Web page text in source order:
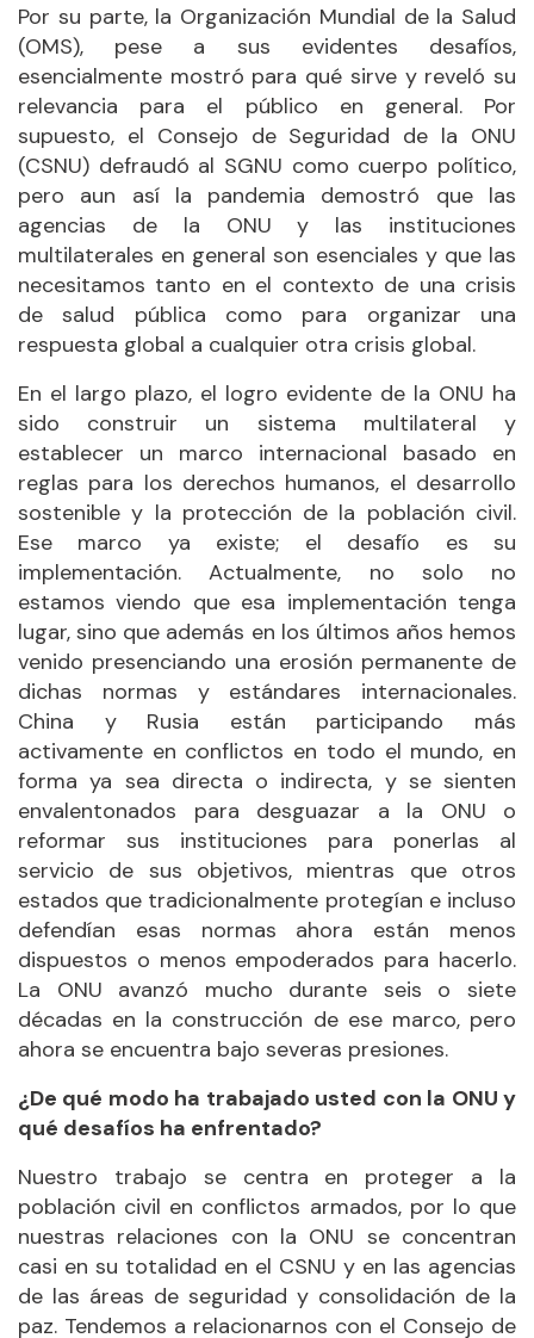
Por su parte, la Organización Mundial de la Salud
(OMS), pese a sus evidentes desafíos,
esencialmente mostró para qué sirve y reveló su
relevancia para el público en general. Por
supuesto, el Consejo de Seguridad de la ONU
(CSNU) defraudó al SGNU como cuerpo político,
pero aun así la pandemia demostró que las
agencias de la ONU y las instituciones
multilaterales en general son esenciales y que las
necesitamos tanto en el contexto de una crisis
de salud pública como para organizar una
respuesta global a cualquier otra crisis global.
En el largo plazo, el logro evidente de la ONU ha
sido construir un sistema multilateral y
establecer un marco internacional basado en
reglas para los derechos humanos, el desarrollo
sostenible y la protección de la población civil.
Ese marco ya existe; el desafío es su
implementación. Actualmente, no solo no
estamos viendo que esa implementación tenga
lugar, sino que además en los últimos años hemos
venido presenciando una erosión permanente de
dichas normas y estándares internacionales.
China y Rusia están participando más
activamente en conflictos en todo el mundo, en
forma ya sea directa o indirecta, y se sienten
envalentonados para desguazar a la ONU o
reformar sus instituciones para ponerlas al
servicio de sus objetivos, mientras que otros
estados que tradicionalmente protegían e incluso
defendían esas normas ahora están menos
dispuestos o menos empoderados para hacerlo.
La ONU avanzó mucho durante seis o siete
décadas en la construcción de ese marco, pero
ahora se encuentra bajo severas presiones.
¿De qué modo ha trabajado usted con la ONU y
qué desafíos ha enfrentado?
Nuestro trabajo se centra en proteger a la
población civil en conflictos armados, por lo que
nuestras relaciones con la ONU se concentran
casi en su totalidad en el CSNU y en las agencias
de las áreas de seguridad y consolidación de la
paz. Tendemos a relacionarnos con el Consejo de